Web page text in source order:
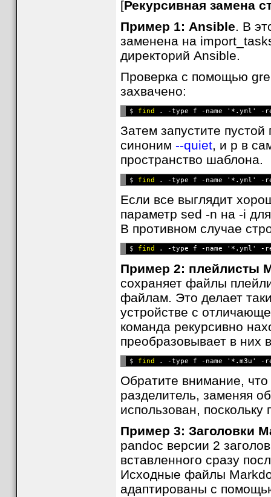
[Рекурсивная замена
Пример 1: Ansible. В
заменена на
директорий Ansible.
Проверка с помощью
захвачено:
$ find . -type f -name '*.yml' -
Затем запустите
синоним --quiet, и p в
пространство шаблона.
$ find . -type f -name '*.yml' -
Если все выглядит
параметр sed -n на -i
В противном случае
$ find . -type f -name '*.yml' -
Пример 2: плейлисты
сохраняет файлы
файлам. Это делает
устройстве с
команда рекурсивно
преобразовывает в них
$ find . -type f -name '*.m3u' -
Обратите внимание, что
разделитель, заменяя
использован,
Пример 3: Заголовки
pandoc версии 2
вставленного сразу
Исходные файлы
адаптированы с